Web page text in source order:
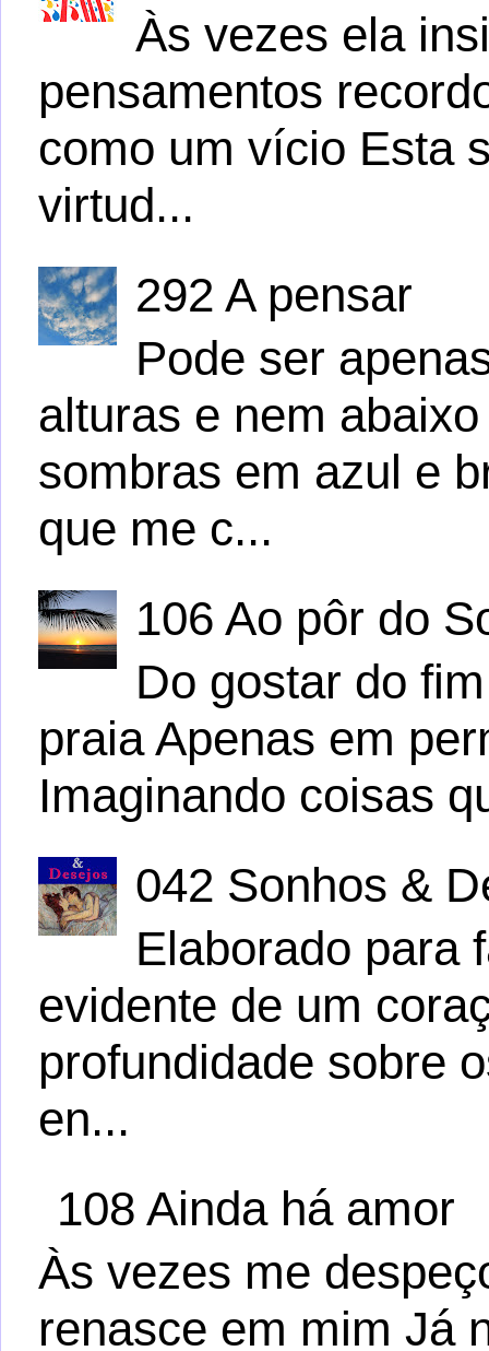
Às vezes ela
pensamentos
como um vício Esta
virtud...
292 A pensar
Pode ser
alturas e nem
sombras em azul e
que me c...
106 Ao pôr do
Do gostar do
praia Apenas em
Imaginando coisas
042 Sonhos &
Elaborado para
evidente de um
profundidade sobre
en...
108 Ainda há amor
Às vezes me
renasce em mim Já